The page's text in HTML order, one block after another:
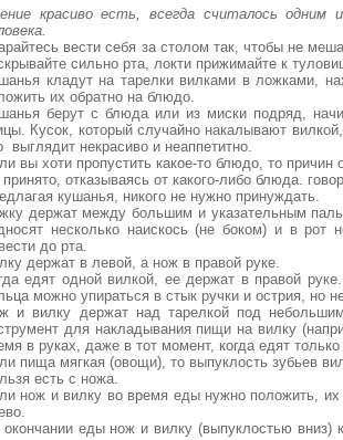
красиво есть, всегда считалось одним
вести себя за столом так, чтобы не
сильно рта, локти прижимайте к
кладут на тарелки вилками в ложками,
их обратно на блюдо.
берут с блюда или из миски подряд,
Кусок, который случайно накалывают
выглядит некрасиво и неаппетитно.
вы хоти пропустить какое-то блюдо, то причин
принято, отказываясь от какого-либо блюда.
кушанья, никого не нужно принуждать.
держат между большим и указательным
несколько наискось (не боком) и в
до рта.
держат в левой, а нож в правой руке.
едят одной вилкой, ее держат в правой
можно упираться в стык ручки и острия, но
и вилку держат над тарелкой под
для накладывания пищи на вилку
в руках, даже в тот момент, когда едят только
пища мягкая (овощи), то выпуклость зубьев
есть с ножа.
нож и вилку во время еды нужно положить,
окончании еды нож и вилку (выпуклостью вниз)